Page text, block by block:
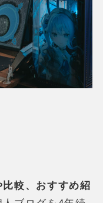
比較、おすすめ紹